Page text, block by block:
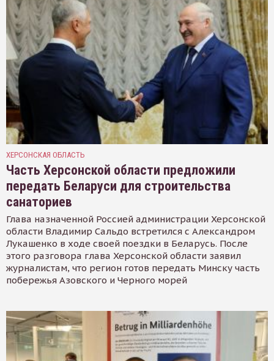
ХЕРСОНСКАЯ ОБЛАСТЬ
Часть Херсонской области предложили
передать Беларуси для строительства
санаториев
Глава назначенной Россией администрации Херсонской
области Владимир Сальдо встретился с Александром
Лукашенко в ходе своей поездки в Беларусь. После
этого разговора глава Херсонской области заявил
журналистам, что регион готов передать Минску часть
побережья Азовского и Черного морей